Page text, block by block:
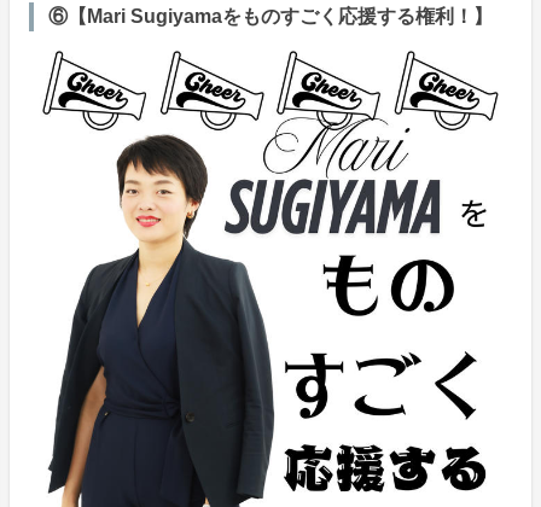
⑥【Mari Sugiyamaをものすごく応援する権利！】